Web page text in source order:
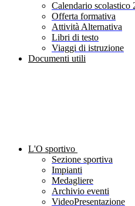
Calendario scolastico
Offerta formativa
Attività Alternativa
Libri di testo
Viaggi di istruzione
Documenti utili
L'O sportivo
Sezione sportiva
Impianti
Medagliere
Archivio eventi
VideoPresentazione